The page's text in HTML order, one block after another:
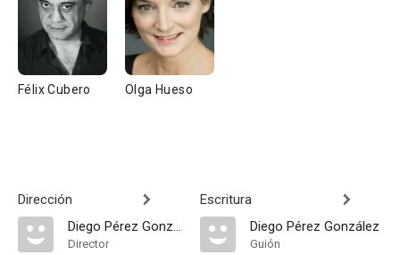
Félix Cubero Olga Hueso
Dirección
Diego Pérez González
Director
Escritura
Diego Pérez González
Guión